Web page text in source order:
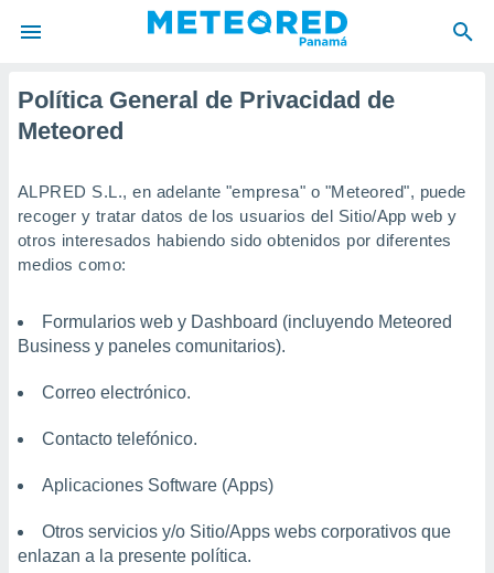
de
por
para
la
que se
las
y
basada
permite
Política General de Privacidad de
Meteored
ALPRED S.L., en adelante "empresa" o "Meteored", puede
recoger y tratar datos de los usuarios del Sitio/App web y
otros interesados habiendo sido obtenidos por diferentes
medios como:
Formularios web y Dashboard (incluyendo Meteored
Business y paneles comunitarios).
Correo electrónico.
Contacto telefónico.
Aplicaciones Software (Apps)
Otros servicios y/o Sitio/Apps webs corporativos que
enlazan a la presente política.